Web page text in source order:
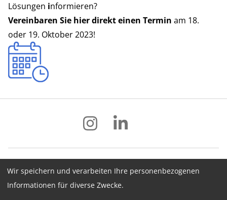
Lösungen informieren?
Vereinbaren Sie hier direkt einen Termin am 18.
oder 19. Oktober 2023!
Impressum Datenschutz
AGB
Hinweisgebersystem
Newsletter
Wir speichern und verarbeiten Ihre personenbezogenen
Informationen für diverse Zwecke.